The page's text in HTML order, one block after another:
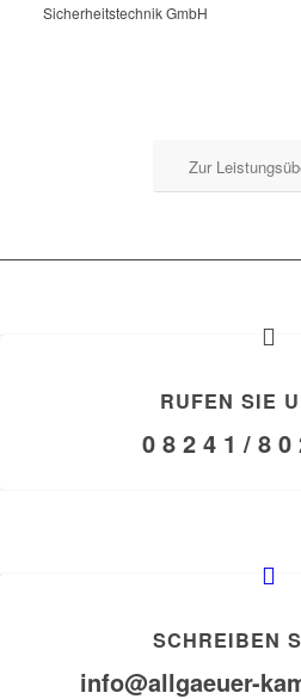
Sicherheitstechnik GmbH
Zur
RUFEN SIE
0 8 2 4 1 / 8 0
SCHREIBEN
info@allgaeuer-